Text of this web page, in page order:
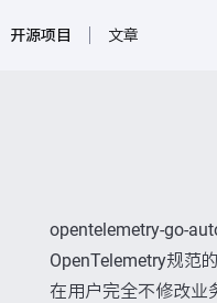
开源项目 文章
opentelemetry-go-
OpenTelemetry规范
在用户完全不修改业